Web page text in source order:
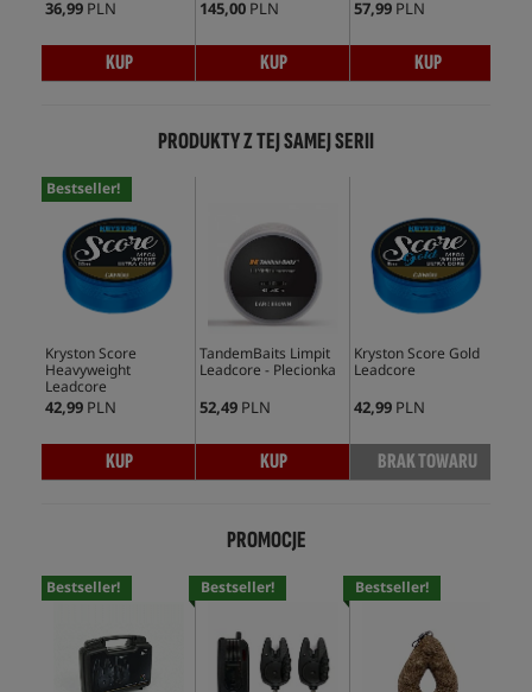
36,99 PLN
KUP
145,00 PLN
KUP
57,99 PLN
KUP
PRODUKTY Z TEJ SAMEJ SERII
Bestseller!
Kryston Score
Heavyweight
Leadcore
42,99 PLN
KUP
TandemBaits Limpit
Leadcore - Plecionka
52,49 PLN
KUP
Kryston Score Gold
Leadcore
42,99 PLN
BRAK TOWARU
PROMOCJE
Bestseller! Bestseller! Bestseller!